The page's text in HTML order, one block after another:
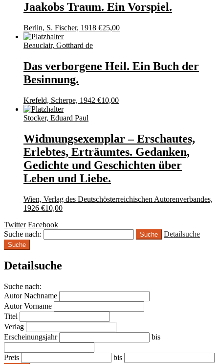
Jaakobs Traum. Ein Vorspiel.
Berlin, S. Fischer, 1918 €25,00
Beauclair, Gotthard de
Das verborgene Heil. Ein Buch der
Besinnung.
Krefeld, Scherpe, 1942 €10,00
Stocker, Eduard Paul
Widmungsexemplar – Erschautes,
Erlebtes, Erträumtes. Gedanken,
Gedichte und Geschichten über
Leben und Liebe.
Wien, Verlag des Deutschösterreichischen Autorenverbandes,
1926 €10,00
Twitter Facebook
Suche nach:
Detailsuche
Suche
Detailsuche
Suche nach:
Autor Nachname
Autor Vorname
Titel
Verlag
Erscheinungsjahr
bis
Preis bis